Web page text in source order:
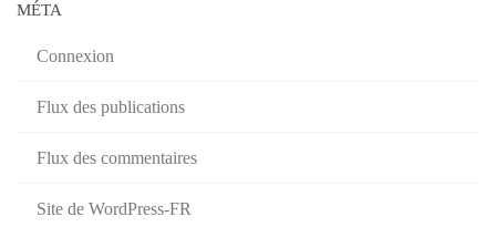
MÉTA
Connexion
Flux des publications
Flux des commentaires
Site de WordPress-FR